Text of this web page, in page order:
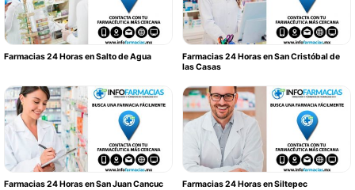
Farmacias 24 Horas en Salto de Agua
Farmacias 24 Horas en San Cristóbal de
las Casas
Farmacias 24 Horas en San Juan Cancuc Farmacias 24 Horas en Siltepec